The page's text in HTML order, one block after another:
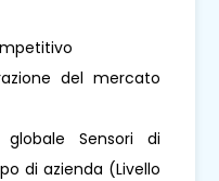
del mercato
Sensori di
di azienda (Livello